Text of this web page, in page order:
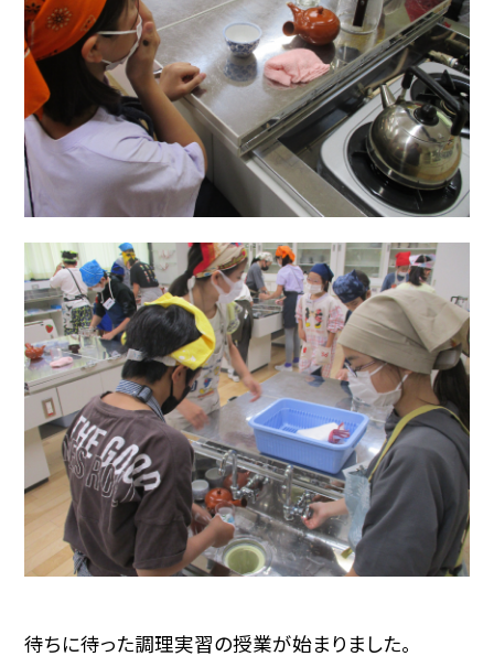
待ちに待った調理実習の授業が始まりました。